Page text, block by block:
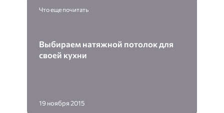
Что еще почитать
Выбираем натяжной потолок для
своей кухни
19 ноября 2015